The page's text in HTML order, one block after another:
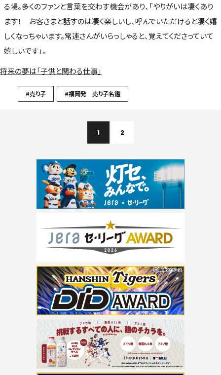
る場。多くのファンと言葉を交わす機会があり、「やりがいは凄くあり
ます！ お客さまと話すのは凄く楽しいし、呼んでいただけると凄く嬉
しくなっちゃいます。常連さんがいらっしゃると、覚えてくださっていて
嬉しいです」。
将来の夢は「子供と関わる仕事」
#売り子 #福岡発 売り子名鑑
1 2